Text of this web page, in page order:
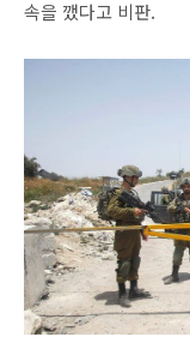
속을 깼다고 비판.